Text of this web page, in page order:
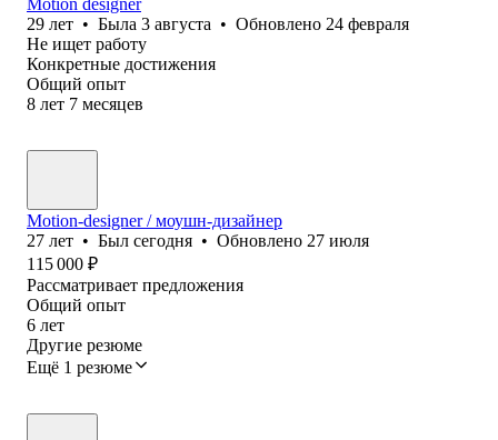
29 лет • Была 3 августа • Обновлено 24 февраля
Не ищет работу
Конкретные достижения
Общий опыт
8 лет 7 месяцев
Motion-designer / моушн-дизайнер
27 лет • Был сегодня • Обновлено 27 июля
115 000 ₽
Рассматривает предложения
Общий опыт
6 лет
Другие резюме
Ещё 1 резюме